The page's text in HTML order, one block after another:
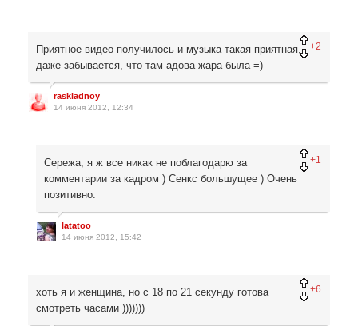
+2
Приятное видео получилось и музыка такая приятная,
даже забывается, что там адова жара была =)
raskladnoy
14 июня 2012, 12:34
+1
Сережа, я ж все никак не поблагодарю за
комментарии за кадром ) Сенкс большущее ) Очень
позитивно.
latatoo
14 июня 2012, 15:42
+6
хоть я и женщина, но с 18 по 21 секунду готова
смотреть часами )))))))